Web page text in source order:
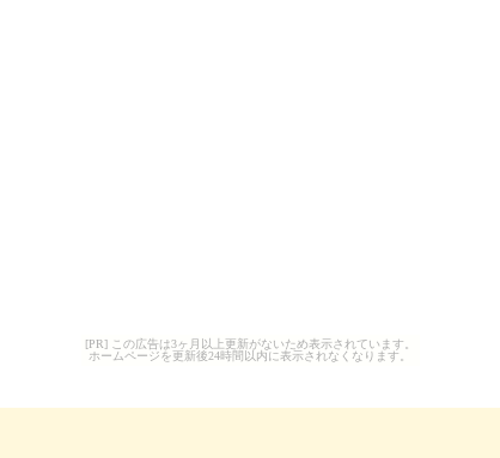
[PR] この広告は3ヶ月以上更新がないため表示されています。
ホームページを更新後24時間以内に表示されなくなります。